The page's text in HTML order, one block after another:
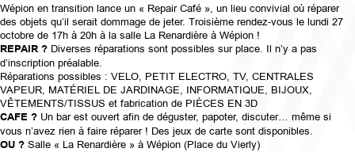
Wépion en transition lance un « Repair Café », un lieu convivial où réparer
des objets qu’il serait dommage de jeter. Troisième rendez-vous le lundi 27
octobre de 17h à 20h à la salle La Renardière à Wépion !
REPAIR ? Diverses réparations sont possibles sur place. Il n’y a pas
d’inscription préalable.
Réparations possibles : VELO, PETIT ELECTRO, TV, CENTRALES
VAPEUR, MATÉRIEL DE JARDINAGE, INFORMATIQUE, BIJOUX,
VÊTEMENTS/TISSUS et fabrication de PIÈCES EN 3D
CAFE ? Un bar est ouvert afin de déguster, papoter, discuter… même si
vous n’avez rien à faire réparer ! Des jeux de carte sont disponibles.
OU ? Salle « La Renardière » à Wépion (Place du Vierly)